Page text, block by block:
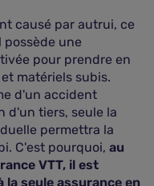
causé par autrui, ce
possède une
pour prendre en
matériels subis.
d'un accident
d'un tiers, seule la
permettra la
C'est pourquoi, au
VTT, il est
seule assurance en